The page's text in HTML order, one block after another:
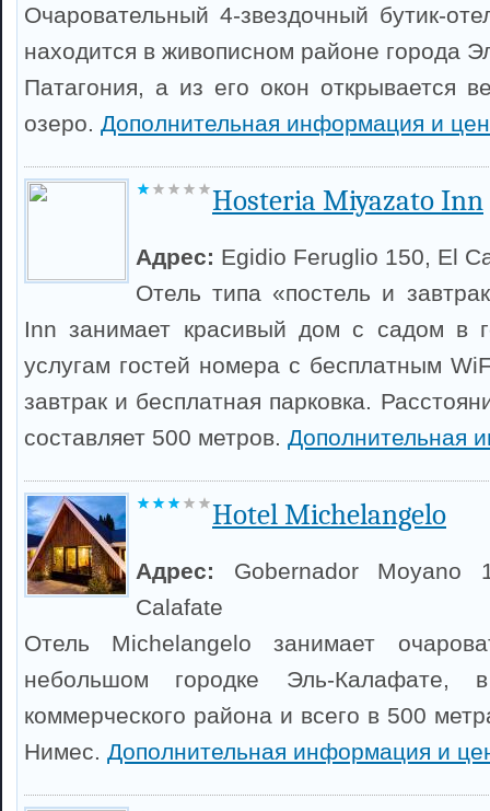
Очаровательный 4-звездочный бутик-
находится в живописном районе города
Патагония, а из его окон открывается
озеро. Дополнительная информация и
Hosteria Miyazato Inn
Адрес: Egidio Feruglio 150, El
Отель типа «постель и
Inn занимает красивый дом с садом в
услугам гостей номера с бесплатным
завтрак и бесплатная парковка.
составляет 500 метров. Дополнительная
Hotel Michelangelo
Адрес: Gobernador Moyano
Calafate
Отель Michelangelo занимает
небольшом городке Эль-
коммерческого района и всего в 500
Нимес. Дополнительная информация и